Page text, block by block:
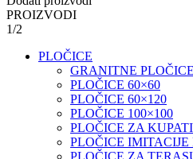
PROIZVODI
1/2
PLOČICE
GRANITNE PLOČICE
PLOČICE 60×60
PLOČICE 60×120
PLOČICE 100×100
PLOČICE ZA
PLOČICE IMITACIJE
PLOČICE ZA